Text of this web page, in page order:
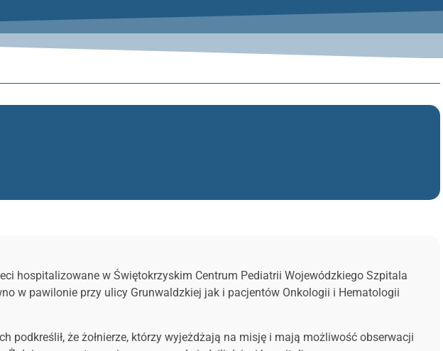
hospitalizowane w Świętokrzyskim Centrum Pediatrii Wojewódzkiego Szpitala
w pawilonie przy ulicy Grunwaldzkiej jak i pacjentów Onkologii i Hematologii
podkreślił, że żołnierze, którzy wyjeżdżają na misję i mają możliwość obserwacji